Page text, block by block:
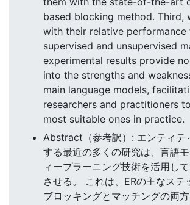
based blocking method. Third,
with their relative
supervised and unsupervised
experimental results provide
into the strengths and
main language models,
researchers and practitioners
most suitable ones in practice.
Abstract（参考訳）: エンティテ
する最近の多くの研究は、言語
ィープラーニング技術を活用し
させる。 これは、ERの主なステ
ブロッキングとマッチングの両